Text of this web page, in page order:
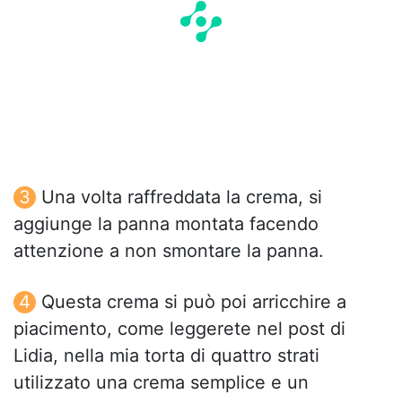
Una volta raffreddata la crema, si
aggiunge la panna montata facendo
attenzione a non smontare la panna.
Questa crema si può poi arricchire a
piacimento, come leggerete nel post di
Lidia, nella mia torta di quattro strati
utilizzato una crema semplice e un